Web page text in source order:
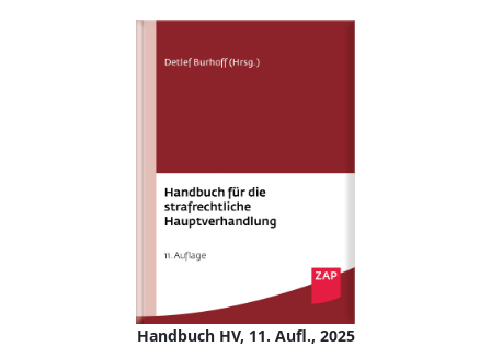
Handbuch HV, 11. Aufl., 2025